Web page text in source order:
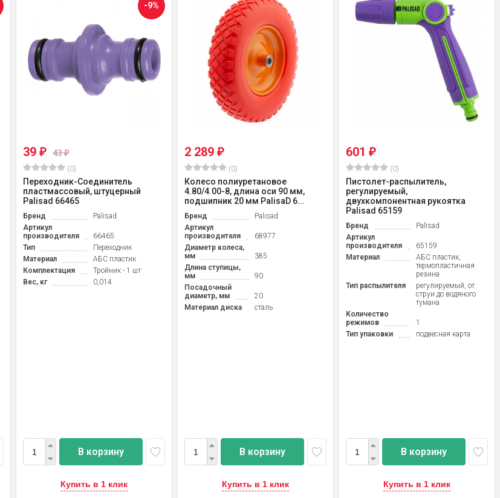
-9%
39 ₽ 43₽
(0)
Переходник-Соединитель
пластмассовый, штуцерный
Palisad 66465
Бренд
Palisad
Артикул
производителя
66465
Тип
Переходник
Материал
АБС пластик
Комплектация
Тройник - 1 шт
Вес, кг
0,014
В корзину
Купить в 1 клик
2 289 ₽
(0)
Колесо полиуретановое
4.80/4.00-8, длина оси 90 мм,
подшипник 20 мм PalisaD 6...
Бренд
Palisad
Артикул
производителя
68977
Диаметр колеса,
мм
385
Длина ступицы,
мм
90
Посадочный
диаметр, мм
20
Материал диска
сталь
В корзину
Купить в 1 клик
601 ₽
(0)
Пистолет-распылитель,
регулируемый,
двухкомпонентная рукоятка
Palisad 65159
Бренд
Palisad
Артикул
производителя
65159
Материал
АБС пластик,
термопластичная
резина
Тип распылителя
регулируемый, от
струи до водяного
тумана
Количество
режимов
1
Тип упаковки
подвесная карта
В корзину
Купить в 1 клик